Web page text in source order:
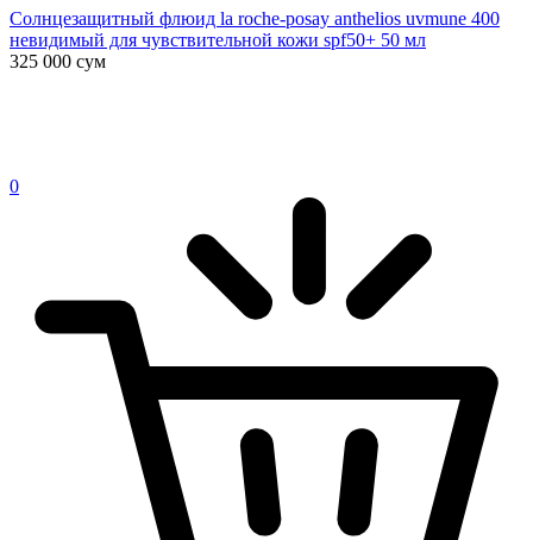
Солнцезащитный флюид la roche-posay anthelios uvmune 400
невидимый для чувствительной кожи spf50+ 50 мл
325 000 сум
0